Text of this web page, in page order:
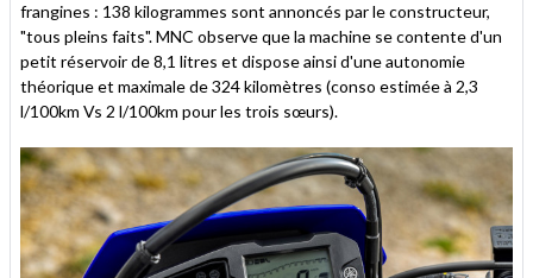
frangines : 138 kilogrammes sont annoncés par le constructeur,
"tous pleins faits". MNC observe que la machine se contente d'un
petit réservoir de 8,1 litres et dispose ainsi d'une autonomie
théorique et maximale de 324 kilomètres (conso estimée à 2,3
l/100km Vs 2 l/100km pour les trois sœurs).